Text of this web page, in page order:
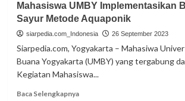
PPM
UMBY
Bantu
Kembangkan
Ternak
Entog
di
Mahasiswa UMBY Implementasikan
Sayur Metode Aquaponik
siarpedia.com_Indonesia 26 September 2023
Siarpedia.com, Yogyakarta – Mahasiwa
Buana Yogyakarta (UMBY) yang tergabung
Kegiatan Mahasiswa...
Baca SelengkapnyaRead